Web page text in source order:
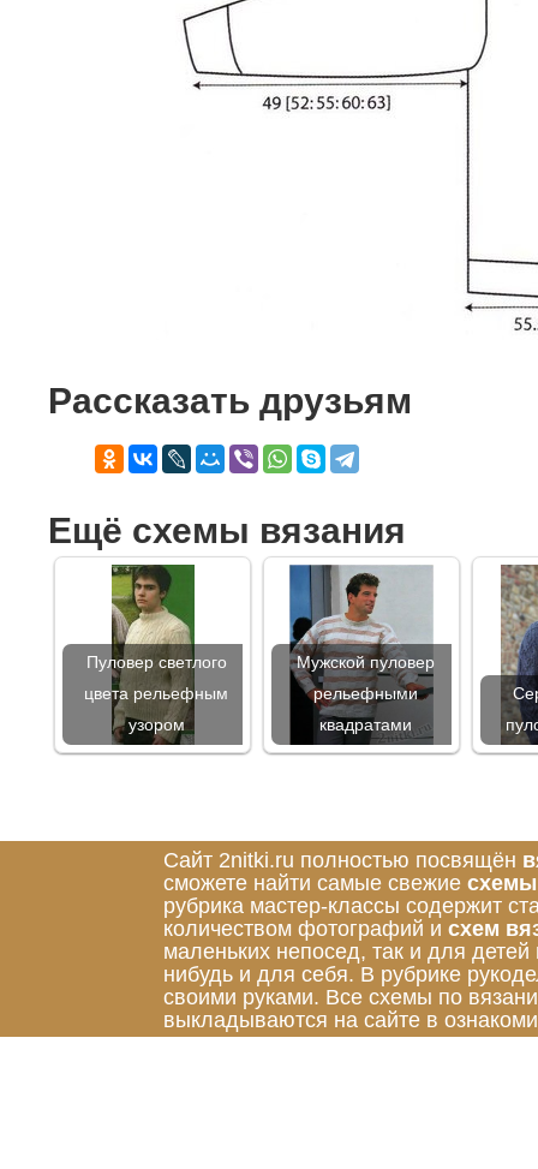
Рассказать друзьям
Ещё схемы вязания
Пуловер светлого
цвета рельефным
узором
Мужской пуловер
рельефными
квадратами
Сайт 2nitki.ru полностью посвящён
сможете найти самые свежие схемы
рубрика мастер-классы содержит
количеством фотографий и схем
маленьких непосед, так и для
нибудь и для себя. В рубрике
своими руками. Все схемы по
выкладываются на сайте в